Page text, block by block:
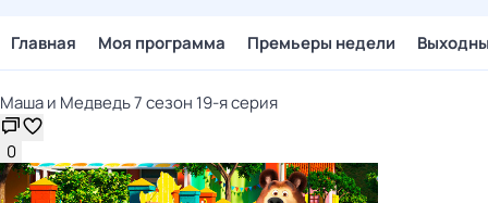
Главная Моя программа Премьеры недели
Маша и Медведь 7 сезон 19-я серия
0